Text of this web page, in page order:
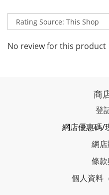
No review for this product
商
登
網店優惠碼/
網
條
個人資料